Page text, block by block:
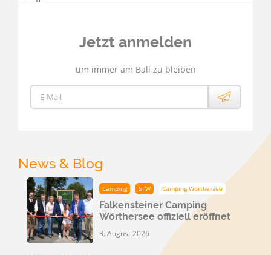
Jetzt anmelden
um immer am Ball zu bleiben
E-Mail
News & Blog
Camping STW Camping Wörthersee
Falkensteiner Camping
Wörthersee offiziell eröffnet
3. August 2026